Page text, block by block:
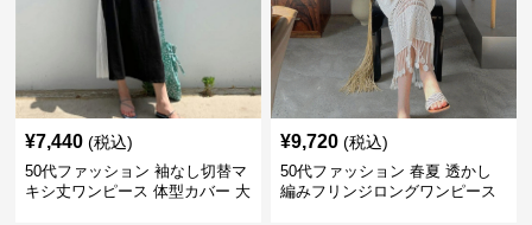
¥7,440 (税込)
50代ファッション 袖なし切替マ
キシ丈ワンピース 体型カバー 大
¥9,720 (税込)
50代ファッション 春夏 透かし
編みフリンジロングワンピース